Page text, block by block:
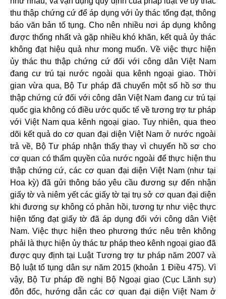
thu thập chứng cứ để áp dụng với ủy thác tống đạt, thông
báo văn bản tố tụng. Cho nên nhiều nơi áp dụng không
được thống nhất và gặp nhiều khó khăn, kết quả ủy thác
không đạt hiệu quả như mong muốn. Về việc thực hiện
ủy thác thu thập chứng cứ đối với công dân Việt Nam
đang cư trú tại nước ngoài qua kênh ngoại giao. Thời
gian vừa qua, Bộ Tư pháp đã chuyển một số hồ sơ thu
thập chứng cứ đối với công dân Việt Nam đang cư trú tại
quốc gia không có điều ước quốc tế về tương trợ tư pháp
với Việt Nam qua kênh ngoại giao. Tuy nhiên, qua theo
dõi kết quả do cơ quan đại diện Việt Nam ở nước ngoài
trả về, Bộ Tư pháp nhận thấy thay vì chuyển hồ sơ cho
cơ quan có thẩm quyền của nước ngoài để thực hiện thu
thập chứng cứ, các cơ quan đại diện Việt Nam (như tại
Hoa kỳ) đã gửi thông báo yêu cầu đương sự đến nhận
giấy tờ và niêm yết các giấy tờ tại trụ sở cơ quan đại diện
khi đương sự không có phản hồi, tương tự như việc thực
hiện tống đạt giấy tờ đã áp dụng đối với công dân Việt
Nam. Việc thực hiện theo phương thức nêu trên không
phải là thực hiện ủy thác tư pháp theo kênh ngoại giao đã
được quy định tại Luật Tương trợ tư pháp năm 2007 và
Bộ luật tố tụng dân sự năm 2015 (khoản 1 Điều 475). Vì
vậy, Bộ Tư pháp đề nghị Bộ Ngoại giao (Cục Lãnh sự)
đôn đốc, hướng dẫn các cơ quan đại diện Việt Nam ở